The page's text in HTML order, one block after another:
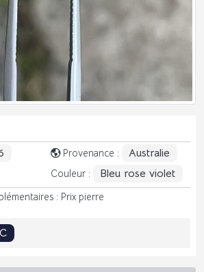
Provenance : Australie
Couleur : Bleu rose violet
: Prix pierre